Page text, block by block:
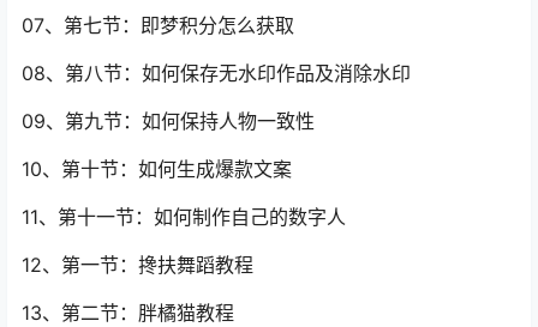
07、第七节：即梦积分怎么获取
08、第八节：如何保存无水印作品及消除水印
09、第九节：如何保持人物一致性
10、第十节：如何生成爆款文案
11、第十一节：如何制作自己的数字人
12、第一节：搀扶舞蹈教程
13、第二节：胖橘猫教程